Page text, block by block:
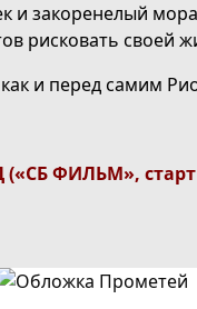
закоренелый
рисковать своей
и перед самим
ФИЛЬМ», старт